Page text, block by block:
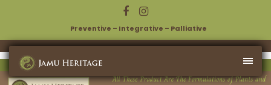
Preventive – Integrative – Palliative